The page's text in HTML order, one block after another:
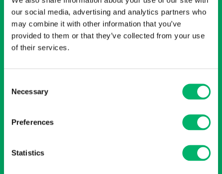
our social media, advertising and analytics partners who
may combine it with other information that you’ve
provided to them or that they’ve collected from your use
of their services.
Selection
Necessary
Preferences
Statistics
Je fais cette demande en tant que*
Entreprise / organisation